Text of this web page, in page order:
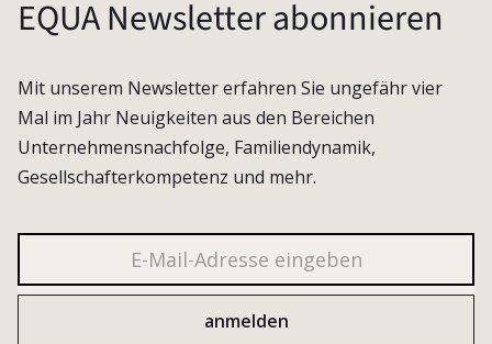
EQUA Newsletter abonnieren
Mit unserem Newsletter erfahren Sie ungefähr vier
Mal im Jahr Neuigkeiten aus den Bereichen
Unternehmensnachfolge, Familiendynamik,
Gesellschafterkompetenz und mehr.